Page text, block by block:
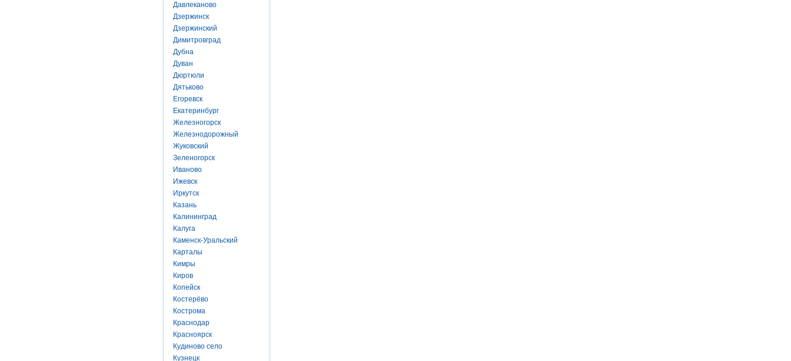
Давлеканово
Дзержинск
Дзержинский
Димитровград
Дубна
Дуван
Дюртюли
Дятьково
Егоревск
Екатеринбург
Железногорск
Железнодорожный
Жуковский
Зеленогорск
Иваново
Ижевск
Иркутск
Казань
Калининград
Калуга
Каменск-Уральский
Карталы
Кимры
Киров
Копейск
Костерёво
Кострома
Краснодар
Красноярск
Кудиново село
Кузнецк